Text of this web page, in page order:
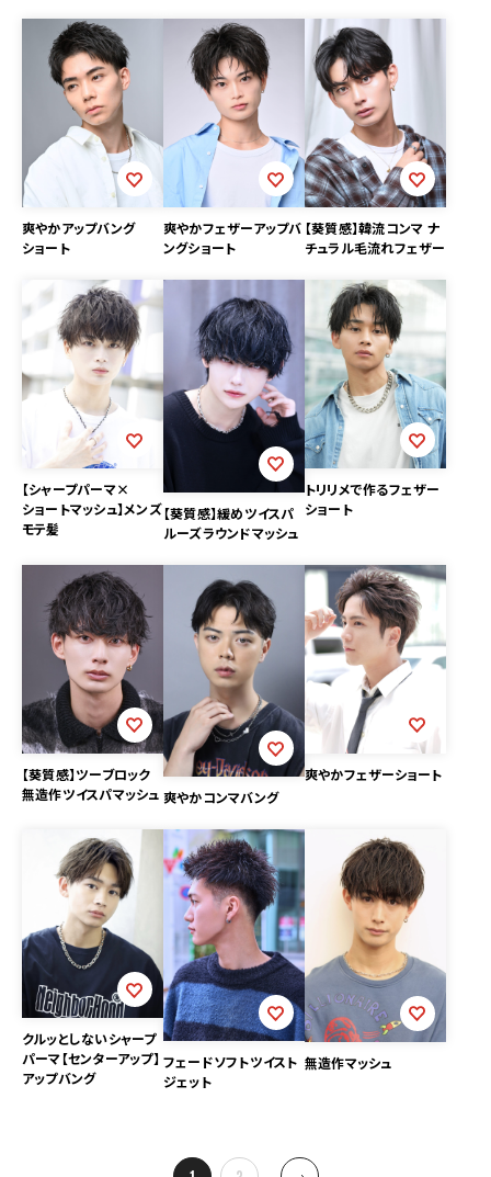
爽やかアップバング
ショート
爽やかフェザーアップバ
ングショート
【葵質感】韓流コンマ ナ
チュラル毛流れフェザー
【シャープパーマ×
ショートマッシュ】メンズ
モテ髪
【葵質感】緩めツイスパ
ルーズラウンドマッシュ
トリリメで作るフェザー
ショート
【葵質感】ツーブロック
無造作ツイスパマッシュ 爽やかコンマバング
爽やかフェザーショート
クルッとしないシャープ
パーマ【センターアップ】
アップバング
フェードソフトツイスト
ジェット
無造作マッシュ